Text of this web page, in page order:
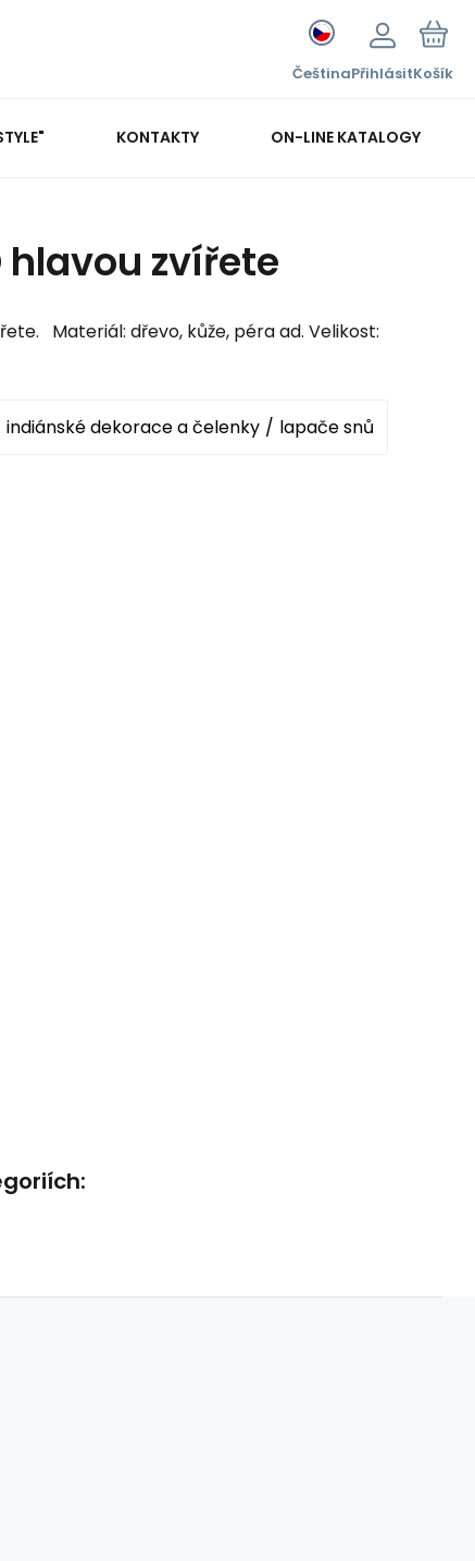
ČeštinaPřihlásitKošík
KONTAKTY ON-LINE KATALOGY
hlavou zvířete
Materiál: dřevo, kůže, péra ad. Velikost:
indiánské dekorace a čelenky lapače snů